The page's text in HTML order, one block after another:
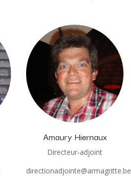
Amaury Hiernaux
Directeur-adjoint
directionadjointe@armagritte.be